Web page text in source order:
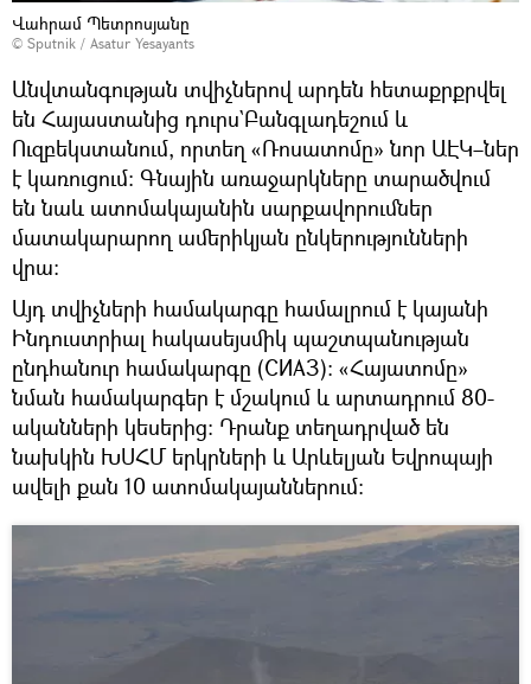
Վահրամ Պետրոսյանը
© Sputnik / Asatur Yesayants
Անվտանգության տվիչներով արդեն հետաքրքրվել
են Հայաստանից դուրս`Բանգլադեշում և
Ուզբեկստանում, որտեղ «Ռոսատոմը» նոր ԱԷԿ–ներ
է կառուցում։ Գնային առաջարկները տարածվում
են նաև ատոմակայանին սարքավորումներ
մատակարարող ամերիկյան ընկերությունների
վրա։
Այդ տվիչների համակարգը համալրում է կայանի
Ինդուստրիալ հակասեյսմիկ պաշտպանության
ընդհանուր համակարգը (СИАЗ)։ «Հայատոմը»
նման համակարգեր է մշակում և արտադրում 80-
ականների կեսերից։ Դրանք տեղադրված են
նախկին ԽՍՀՄ երկրների և Արևելյան Եվրոպայի
ավելի քան 10 ատոմակայաններում։